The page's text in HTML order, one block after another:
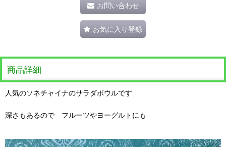
お問い合わせ
お気に入り登録
商品詳細
人気のソネチャイナのサラダボウルです
深さもあるので フルーツやヨーグルトにも